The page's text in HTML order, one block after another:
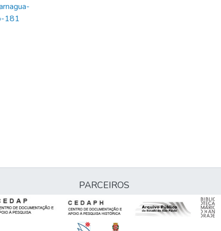
181
PARCEIROS